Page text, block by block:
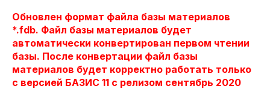
Обновлен формат файла базы материалов
*.fdb. Файл базы материалов будет
автоматически конвертирован первом чтении
базы. После конвертации файл базы
материалов будет корректно работать только
с версией БАЗИС 11 с релизом сентябрь 2020